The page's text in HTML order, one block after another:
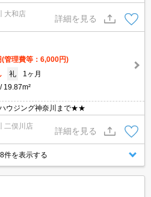
大和店
詳細を見る
(管理費等：6,000円)
礼
1ヶ月
19.87m²
ウジング神奈川まで★★
二俣川店
詳細を見る
件を表示する